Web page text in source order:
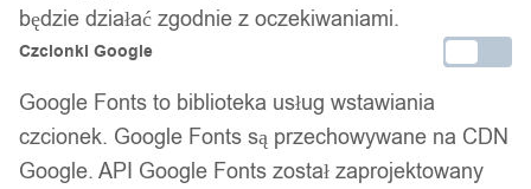
będzie działać zgodnie z oczekiwaniami.
Czcionki Google
Google Fonts to biblioteka usług wstawiania
czcionek. Google Fonts są przechowywane na CDN
Google. API Google Fonts został zaprojektowany